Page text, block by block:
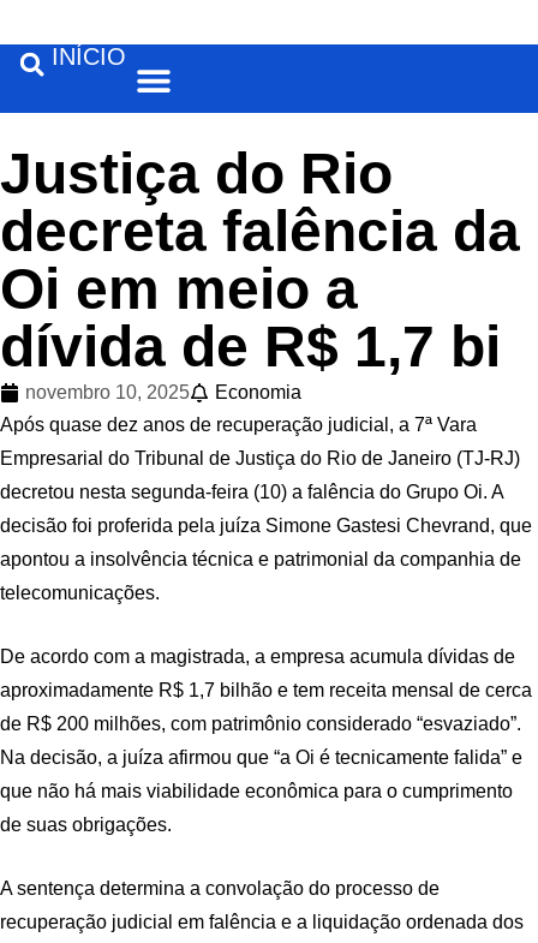
INÍCIO
Justiça do Rio
decreta falência da
Oi em meio a
dívida de R$ 1,7 bi
novembro 10, 2025
Economia
Após quase dez anos de recuperação judicial, a 7ª Vara
Empresarial do Tribunal de Justiça do Rio de Janeiro (TJ-RJ)
decretou nesta segunda-feira (10) a falência do Grupo Oi. A
decisão foi proferida pela juíza Simone Gastesi Chevrand, que
apontou a insolvência técnica e patrimonial da companhia de
telecomunicações.
De acordo com a magistrada, a empresa acumula dívidas de
aproximadamente R$ 1,7 bilhão e tem receita mensal de cerca
de R$ 200 milhões, com patrimônio considerado “esvaziado”.
Na decisão, a juíza afirmou que “a Oi é tecnicamente falida” e
que não há mais viabilidade econômica para o cumprimento
de suas obrigações.
A sentença determina a convolação do processo de
recuperação judicial em falência e a liquidação ordenada dos